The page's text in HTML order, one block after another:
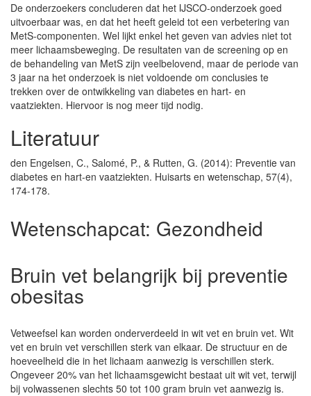
De onderzoekers concluderen dat het IJSCO-onderzoek goed
uitvoerbaar was, en dat het heeft geleid tot een verbetering van
MetS-componenten. Wel lijkt enkel het geven van advies niet tot
meer lichaamsbeweging. De resultaten van de screening op en
de behandeling van MetS zijn veelbelovend, maar de periode van
3 jaar na het onderzoek is niet voldoende om conclusies te
trekken over de ontwikkeling van diabetes en hart- en
vaatziekten. Hiervoor is nog meer tijd nodig.
Literatuur
den Engelsen, C., Salomé, P., & Rutten, G. (2014): Preventie van
diabetes en hart-en vaatziekten. Huisarts en wetenschap, 57(4),
174-178.
Wetenschapcat: Gezondheid
Bruin vet belangrijk bij preventie
obesitas
Vetweefsel kan worden onderverdeeld in wit vet en bruin vet. Wit
vet en bruin vet verschillen sterk van elkaar. De structuur en de
hoeveelheid die in het lichaam aanwezig is verschillen sterk.
Ongeveer 20% van het lichaamsgewicht bestaat uit wit vet, terwijl
bij volwassenen slechts 50 tot 100 gram bruin vet aanwezig is.